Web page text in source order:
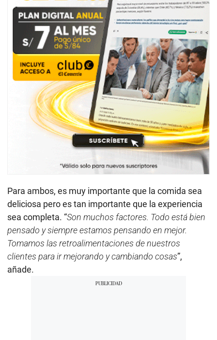
Para ambos, es muy importante que la comida sea
deliciosa pero es tan importante que la experiencia
sea completa. “Son muchos factores. Todo está bien
pensado y siempre estamos pensando en mejor.
Tomamos las retroalimentaciones de nuestros
clientes para ir mejorando y cambiando cosas”,
añade.